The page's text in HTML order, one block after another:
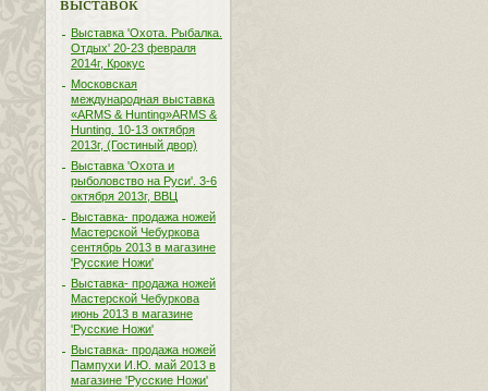
Выставка 'Охота. Рыбалка.
Отдых' 20-23 февраля
2014г, Крокус
Московская
международная выставка
«ARMS & Hunting»ARMS &
Hunting. 10-13 октября
2013г, (Гостиный двор)
Выставка 'Охота и
рыболовство на Руси'. 3-6
октября 2013г, ВВЦ
Выставка- продажа ножей
Мастерской Чебуркова
сентябрь 2013 в магазине
'Русские Ножи'
Выставка- продажа ножей
Мастерской Чебуркова
июнь 2013 в магазине
'Русские Ножи'
Выставка- продажа ножей
Пампухи И.Ю. май 2013 в
магазине 'Русские Ножи'